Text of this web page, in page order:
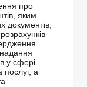
про
яким
документів,
у сфері
послуг, а